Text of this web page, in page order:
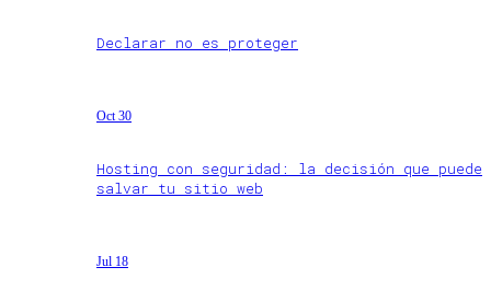
Declarar no es proteger
Oct 30
Hosting con seguridad: la decisión que puede
salvar tu sitio web
Jul 18